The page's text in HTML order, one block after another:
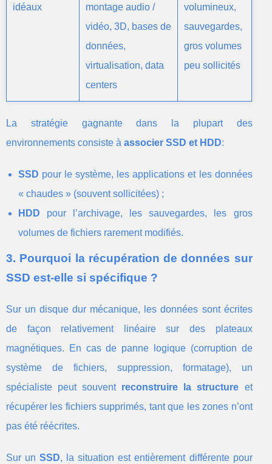
idéaux
montage audio /
vidéo, 3D, bases de
données,
virtualisation, data
centers
volumineux,
sauvegardes,
gros volumes
peu sollicités
La stratégie gagnante dans la plupart des
environnements consiste à associer SSD et HDD:
SSD pour le système, les applications et les données
« chaudes » (souvent sollicitées) ;
HDD pour l’archivage, les sauvegardes, les gros
volumes de fichiers rarement modifiés.
3. Pourquoi la récupération de données sur
SSD est-elle si spécifique ?
Sur un disque dur mécanique, les données sont écrites
de façon relativement linéaire sur des plateaux
magnétiques. En cas de panne logique (corruption de
système de fichiers, suppression, formatage), un
spécialiste peut souvent reconstruire la structure et
récupérer les fichiers supprimés, tant que les zones n’ont
pas été réécrites.
Sur unSSD, la situation est entièrement différente pour